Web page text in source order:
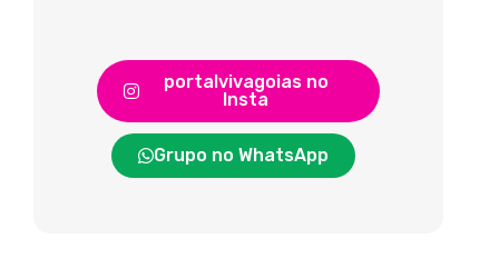
portalvivagoias no
Insta
Grupo no WhatsApp